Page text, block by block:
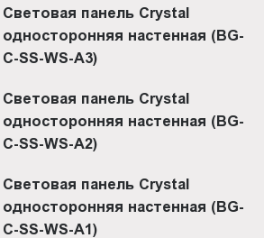
Световая панель Crystal
односторонняя настенная (BG-
C-SS-WS-A3)
Световая панель Crystal
односторонняя настенная (BG-
C-SS-WS-A2)
Световая панель Crystal
односторонняя настенная (BG-
C-SS-WS-A1)